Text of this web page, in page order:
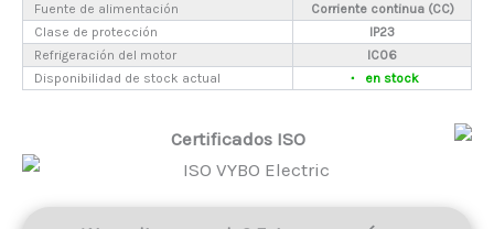
Fuente de alimentación
Corriente continua (CC)
Clase de protección
IP23
Refrigeración del motor
IC06
Disponibilidad de stock actual
en stock
Certificados ISO